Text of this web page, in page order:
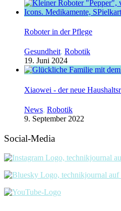
Roboter in der Pflege
Gesundheit, Robotik
19. Juni 2024
Xiaowei - der neue
News, Robotik
9. September 2022
Social-Media